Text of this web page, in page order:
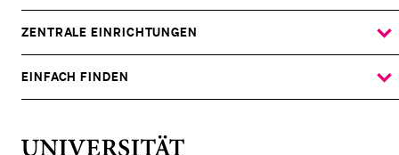
DAS
UNTERMENÜ
ZENTRALE EINRICHTUNGEN
ZEIGE
DAS
UNTERMENÜ
EINFACH FINDEN
ZEIGE
DAS